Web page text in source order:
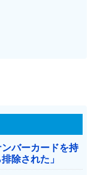
バーカードを持
除された」